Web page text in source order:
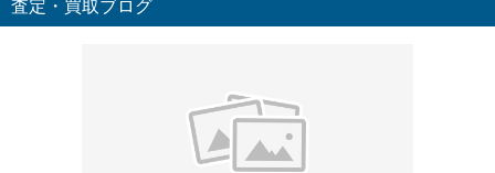
査定・買取ブログ